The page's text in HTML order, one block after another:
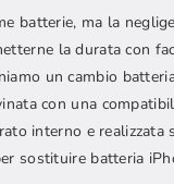
batterie, ma la
la durata con
un cambio
con una
interno e realizzata
sostituire batteria